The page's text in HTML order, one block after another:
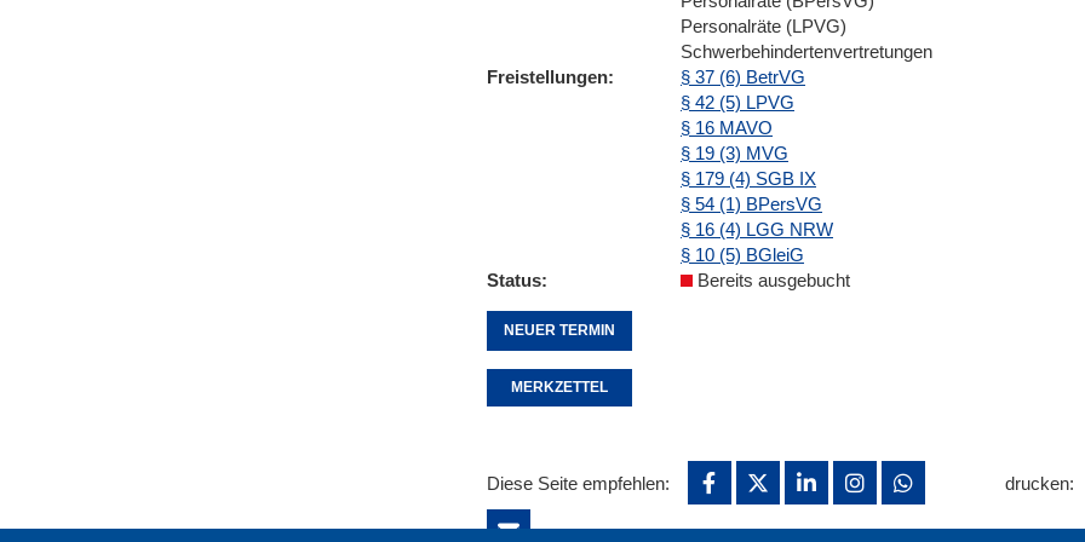
Personalräte (LPVG)
Schwerbehindertenvertretungen
Freistellungen
§ 37 (6) BetrVG
§ 42 (5) LPVG
§ 16 MAVO
§ 19 (3) MVG
§ 179 (4) SGB IX
§ 54 (1) BPersVG
§ 16 (4) LGG NRW
§ 10 (5) BGleiG
Status
Bereits ausgebucht
NEUER TERMIN
MERKZETTEL
Diese Seite empfehlen: drucken: